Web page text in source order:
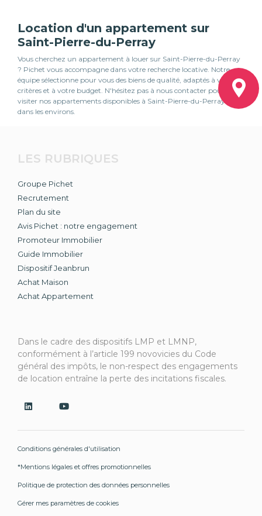
Location d'un appartement sur
Saint-Pierre-du-Perray
Vous cherchez un appartement à louer sur Saint-Pierre-du-Perray
? Pichet vous accompagne dans votre recherche locative. Notre
équipe sélectionne pour vous des biens de qualité, adaptés à vos
critères et à votre budget. N'hésitez pas à nous contacter pour
visiter nos appartements disponibles à Saint-Pierre-du-Perray et
dans les environs.
LES RUBRIQUES
Groupe Pichet
Recrutement
Plan du site
Avis Pichet : notre engagement
Promoteur Immobilier
Guide Immobilier
Dispositif Jeanbrun
Achat Maison
Achat Appartement
Dans le cadre des dispositifs LMP et LMNP,
conformément à l’article 199 novovicies du Code
général des impôts, le non-respect des engagements
de location entraîne la perte des incitations fiscales.
Conditions générales d'utilisation
*Mentions légales et offres promotionnelles
Politique de protection des données personnelles
Gérer mes paramètres de cookies